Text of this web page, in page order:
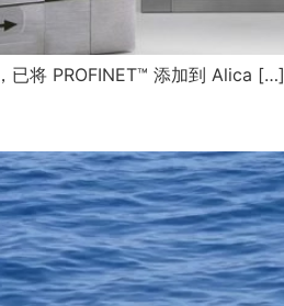
已将 PROFINET™ 添加到 Alica […]